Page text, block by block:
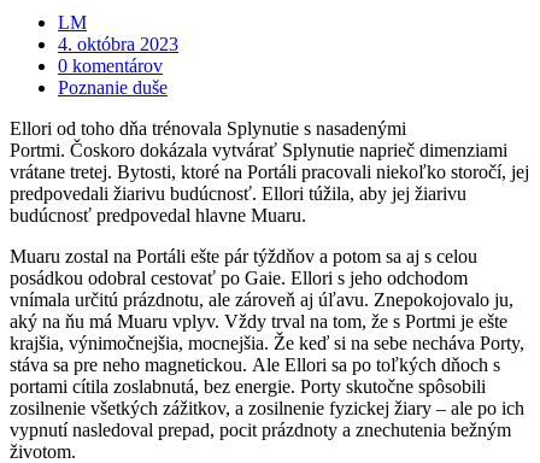
LM
4. októbra 2023
0 komentárov
Poznanie duše
Ellori od toho dňa trénovala Splynutie s nasadenými
Portmi. Čoskoro dokázala vytvárať Splynutie naprieč dimenziami
vrátane tretej. Bytosti, ktoré na Portáli pracovali niekoľko storočí, jej
predpovedali žiarivu budúcnosť. Ellori túžila, aby jej žiarivu
budúcnosť predpovedal hlavne Muaru.
Muaru zostal na Portáli ešte pár týždňov a potom sa aj s celou
posádkou odobral cestovať po Gaie. Ellori s jeho odchodom
vnímala určitú prázdnotu, ale zároveň aj úľavu. Znepokojovalo ju,
aký na ňu má Muaru vplyv. Vždy trval na tom, že s Portmi je ešte
krajšia, výnimočnejšia, mocnejšia. Že keď si na sebe necháva Porty,
stáva sa pre neho magnetickou. Ale Ellori sa po toľkých dňoch s
portami cítila zoslabnutá, bez energie. Porty skutočne spôsobili
zosilnenie všetkých zážitkov, a zosilnenie fyzickej žiary – ale po ich
vypnutí nasledoval prepad, pocit prázdnoty a znechutenia bežným
životom.